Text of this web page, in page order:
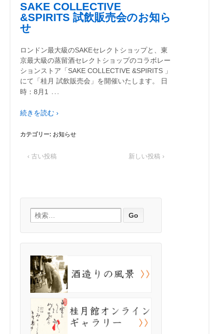
SAKE COLLECTIVE
&SPIRITS 試飲販売会のお知ら
せ
ロンドン最大級のSAKEセレクトショップと、東
京最大級の蒸留酒セレクトショップのコラボレー
ションストア「SAKE COLLECTIVE &SPIRITS 」
にて「桂月 試飲販売会」を開催いたします。 日
時：8月1
…
続きを読む ›
カテゴリー: お知らせ
‹ 古い投稿 新しい投稿 ›
検索: